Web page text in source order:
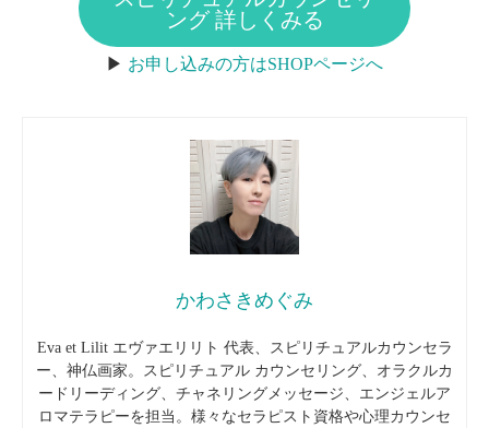
ング 詳しくみる
▶︎ お申し込みの方はSHOPページへ
かわさきめぐみ
Eva et Lilit エヴァエリリト 代表、スピリチュアルカウンセラ
ー、神仏画家。スピリチュアル カウンセリング、オラクルカ
ードリーディング、チャネリングメッセージ、エンジェルア
ロマテラピーを担当。様々なセラピスト資格や心理カウンセ